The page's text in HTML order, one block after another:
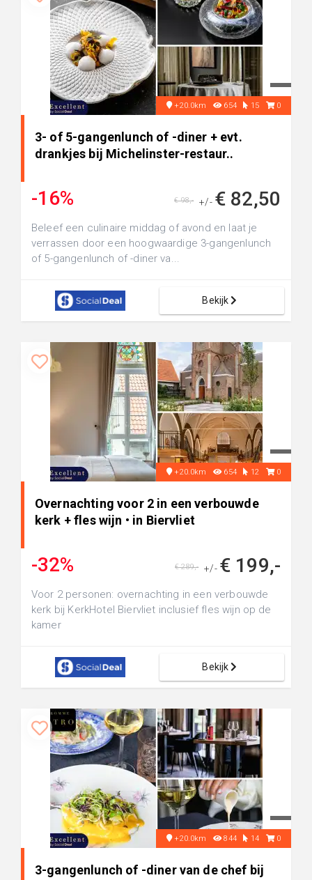
+20.0km 654 15 0
3- of 5-gangenlunch of -diner + evt.
drankjes bij Michelinster-restaur..
-16% +/- € 82,50
€ 98,-
Beleef een culinaire middag of avond en laat je
verrassen door een hoogwaardige 3-gangenlunch
of 5-gangenlunch of -diner va...
Bekijk
+20.0km 654 12 0
Overnachting voor 2 in een verbouwde
kerk + fles wijn • in Biervliet
-32% +/- € 199,-
€ 289,-
Voor 2 personen: overnachting in een verbouwde
kerk bij KerkHotel Biervliet inclusief fles wijn op de
kamer
Bekijk
+20.0km 844 14 0
3-gangenlunch of -diner van de chef bij